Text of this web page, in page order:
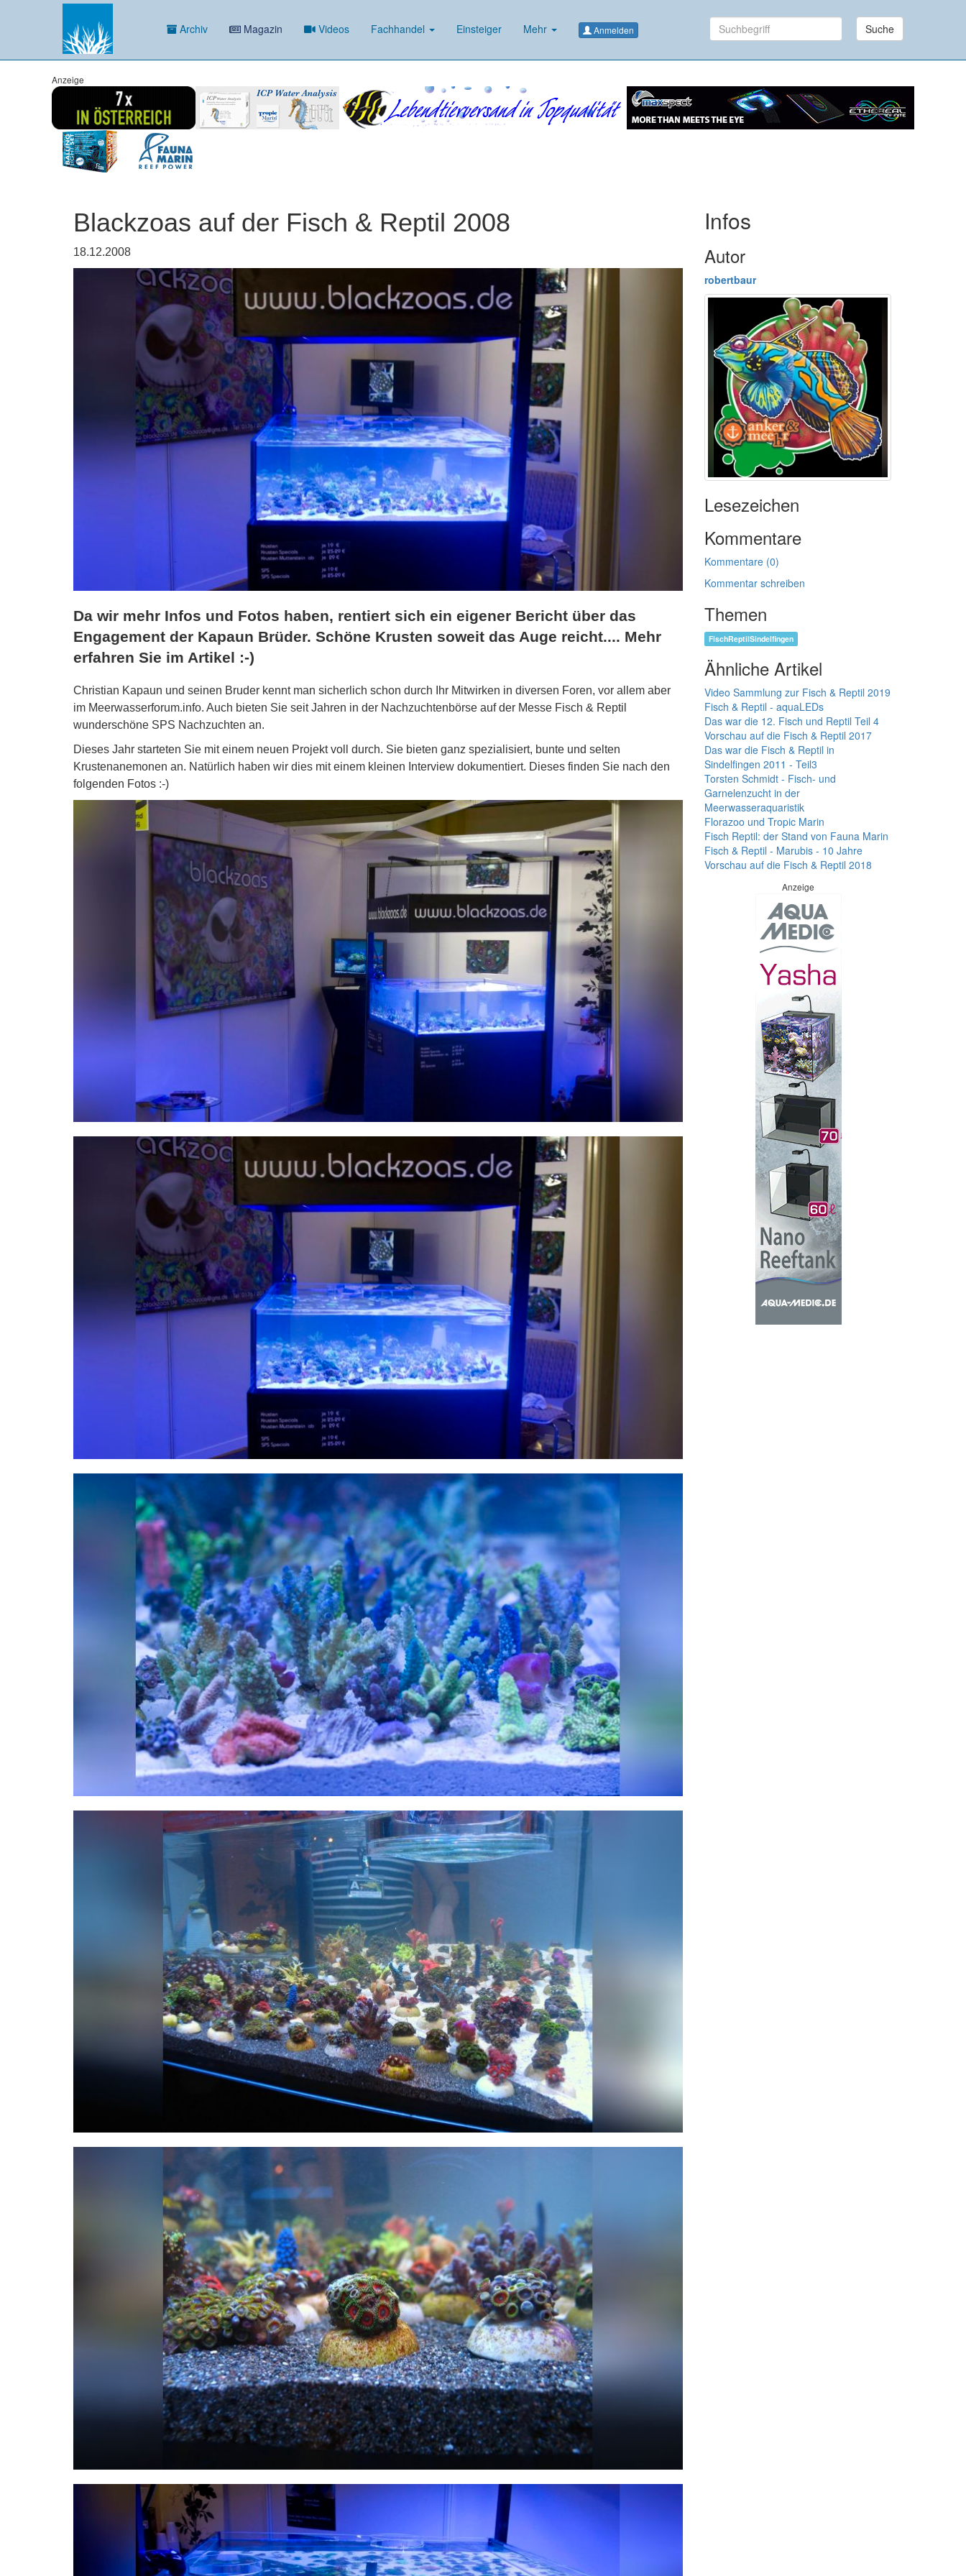
Archiv Magazin Videos Fachhandel Einsteiger Mehr Anmelden Suche
Anzeige
Blackzoas auf der Fisch & Reptil 2008
18.12.2008
Da wir mehr Infos und Fotos haben, rentiert sich ein eigener Bericht über das
Engagement der Kapaun Brüder. Schöne Krusten soweit das Auge reicht.... Mehr
erfahren Sie im Artikel :-)
Christian Kapaun und seinen Bruder kennt man sicherlich schon durch Ihr Mitwirken in diversen Foren, vor allem aber
im Meerwasserforum.info. Auch bieten Sie seit Jahren in der Nachzuchtenbörse auf der Messe Fisch & Reptil
wunderschöne SPS Nachzuchten an.
Dieses Jahr starteten Sie mit einem neuen Projekt voll durch. Sie bieten ganz spezialisiert, bunte und selten
Krustenanemonen an. Natürlich haben wir dies mit einem kleinen Interview dokumentiert. Dieses finden Sie nach den
folgenden Fotos :-)
Infos
Autor
robertbaur
Lesezeichen
Kommentare
Kommentare (0)
Kommentar schreiben
Themen
FischReptilSindelfingen
Ähnliche Artikel
Video Sammlung zur Fisch & Reptil 2019
Fisch & Reptil - aquaLEDs
Das war die 12. Fisch und Reptil Teil 4
Vorschau auf die Fisch & Reptil 2017
Das war die Fisch & Reptil in
Sindelfingen 2011 - Teil3
Torsten Schmidt - Fisch- und
Garnelenzucht in der
Meerwasseraquaristik
Florazoo und Tropic Marin
Fisch Reptil: der Stand von Fauna Marin
Fisch & Reptil - Marubis - 10 Jahre
Vorschau auf die Fisch & Reptil 2018
Anzeige